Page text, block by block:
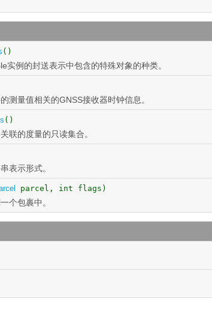
()
实例的封送表示中包含的特殊对象的种类。
测量值相关的GNSS接收器时钟信息。
()
联的度量的只读集合。
表示形式。
parcel, int flags)
个包裹中。